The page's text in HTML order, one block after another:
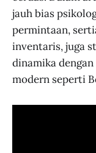
jauh bias
permintaan,
inventaris, juga
dinamika
modern seperti